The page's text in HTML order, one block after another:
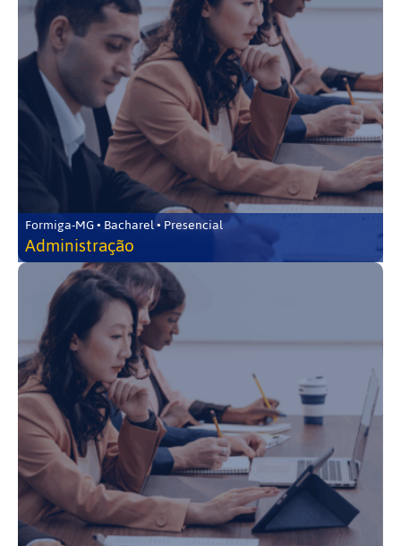
Formiga-MG • Bacharel • Presencial
Administração